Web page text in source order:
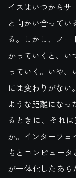
イスはいつから
と向かい合って
る。しかし、ノ
かっていくと、い
っていく。いや、
には変わりがな
ような距離にな
るときに、それ
か。インターフェ
ちとコンピュータ
が一体化したあら